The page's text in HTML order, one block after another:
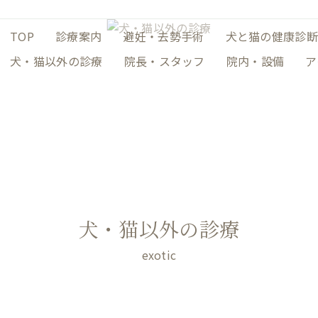
TOP 診療案内 避妊・去勢手術
犬と猫の健康診断
犬・猫以外の診療
院長・スタッフ 院内・設備
犬・猫以外の診療
exotic